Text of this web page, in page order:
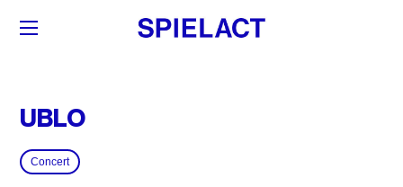
UBLO
Concert